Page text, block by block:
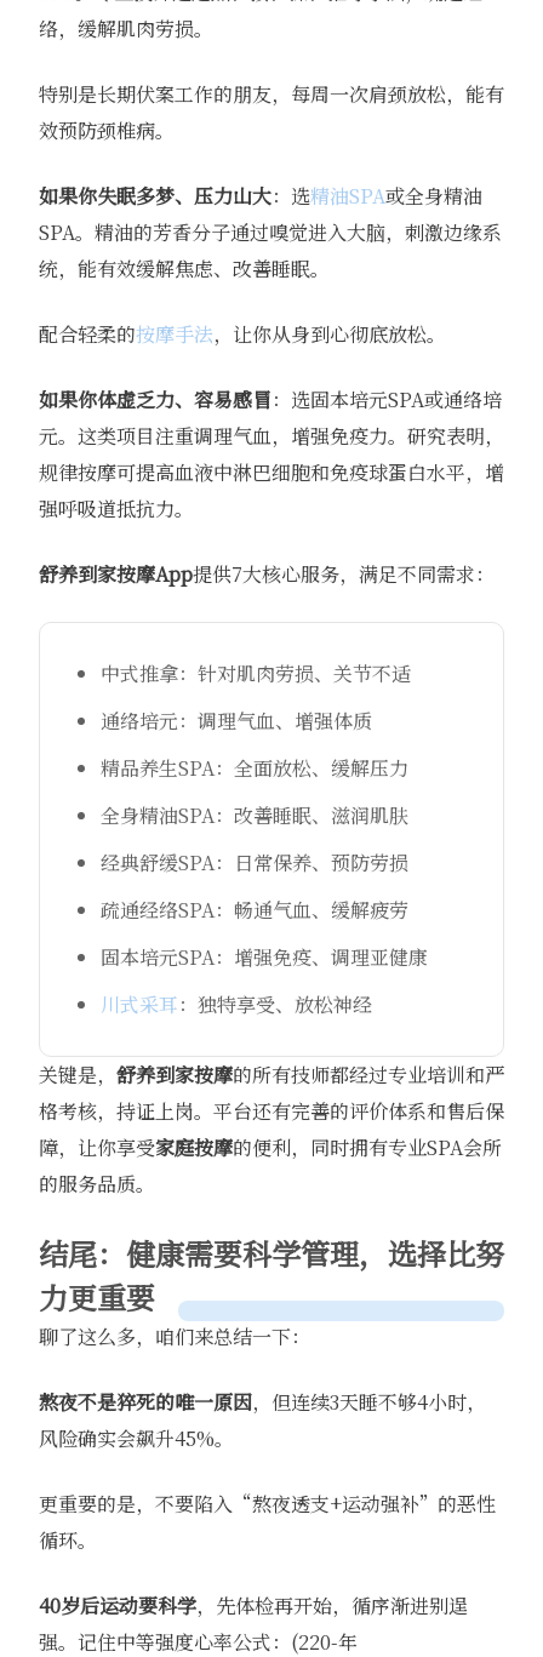
络，缓解肌肉劳损。
特别是长期伏案工作的朋友，每周一次肩颈放松，能有
效预防颈椎病。
如果你失眠多梦、压力山大：选精油SPA或全身精油
SPA。精油的芳香分子通过嗅觉进入大脑，刺激边缘系
统，能有效缓解焦虑、改善睡眠。
配合轻柔的按摩手法，让你从身到心彻底放松。
如果你体虚乏力、容易感冒：选固本培元SPA或通络培
元。这类项目注重调理气血，增强免疫力。研究表明，
规律按摩可提高血液中淋巴细胞和免疫球蛋白水平，增
强呼吸道抵抗力。
舒养到家按摩App提供7大核心服务，满足不同需求：
中式推拿：针对肌肉劳损、关节不适
通络培元：调理气血、增强体质
精品养生SPA：全面放松、缓解压力
全身精油SPA：改善睡眠、滋润肌肤
经典舒缓SPA：日常保养、预防劳损
疏通经络SPA：畅通气血、缓解疲劳
固本培元SPA：增强免疫、调理亚健康
川式采耳：独特享受、放松神经
关键是， 舒养到家按摩的所有技师都经过专业培训和严
格考核，持证上岗。平台还有完善的评价体系和售后保
障，让你享受家庭按摩的便利，同时拥有专业SPA会所
的服务品质。
结尾：健康需要科学管理，选择比努
力更重要
聊了这么多，咱们来总结一下：
熬夜不是猝死的唯一原因，但连续3天睡不够4小时，
风险确实会飙升45%。
更重要的是，不要陷入“熬夜透支+运动强补”的恶性
循环。
40岁后运动要科学，先体检再开始，循序渐进别逞
强。记住中等强度心率公式：(220-年